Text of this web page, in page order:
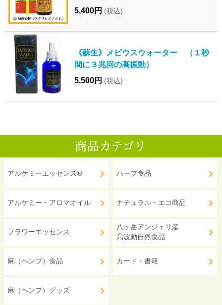
5,400円 (税込)
《蘇生》メビウスウォーター （１秒
間に３兆回の高振動）
5,500円 (税込)
アルケミーエッセンス®
アルケミー・アロマオイル
フラワーエッセンス
麻（ヘンプ）食品
麻（ヘンプ）グッズ
ハーブ食品
ナチュラル・エコ商品
八ヶ岳アンジェリ産
高波動自然食品
カード・書籍